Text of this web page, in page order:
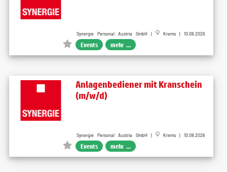
Synergie Personal Austria GmbH | Krems | 10.08.2026
Events mehr ...
Anlagenbediener mit Kranschein
(m/w/d)
Synergie Personal Austria GmbH | Krems | 10.08.2026
Events mehr ...